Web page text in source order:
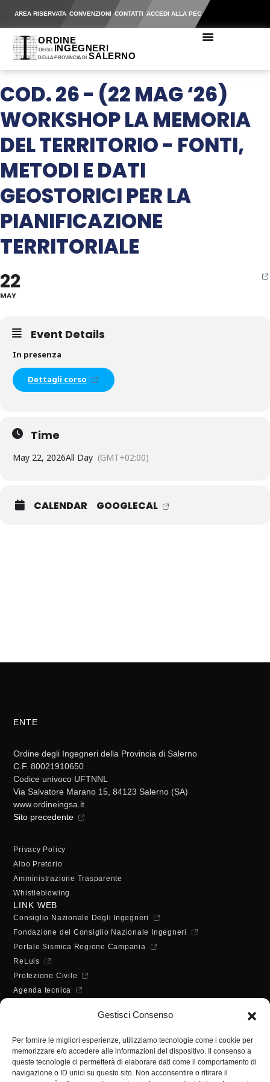
Gestisci Consenso
Per fornire le migliori esperienze, utilizziamo tecnologie come i cookie per
memorizzare e/o accedere alle informazioni del dispositivo. Il consenso a
queste tecnologie ci permetterà di elaborare dati come il comportamento di
navigazione o ID unici su questo sito. Non acconsentire o ritirare il
AREA RISERVATA CONVENZIONI CONTATTI ACCEDI ALLA PEC
COD. 26 - (22 MAG ‘26)
WORKSHOP LA MEMORIA
DEL TERRITORIO - FONTI,
METODI E DATI
GEOSTORICI PER LA
PIANIFICAZIONE
TERRITORIALE
22
MAY
Event Details
In presenza
Dettagli corso
Time
May 22, 2026All Day (GMT+02:00)
CALENDAR GOOGLECAL
ENTE
Ordine degli Ingegneri della Provincia di Salerno
C.F. 80021910650
Codice univoco UFTNNL
Via Salvatore Marano 15, 84123 Salerno (SA)
www.ordineingsa.it
Sito precedente
Privacy Policy
Albo Pretorio
Amministrazione Trasparente
Whistleblowing
LINK WEB
Consiglio Nazionale Degli Ingegneri
Fondazione del Consiglio Nazionale Ingegneri
Portale Sismica Regione Campania
ReLuis
Protezione Civile
Agenda tecnica
ORARI DI APERTURA
10:00 - 12:00
Martedì - Giovedì:
10:00 - 12:00 / 14:30 - 16:30